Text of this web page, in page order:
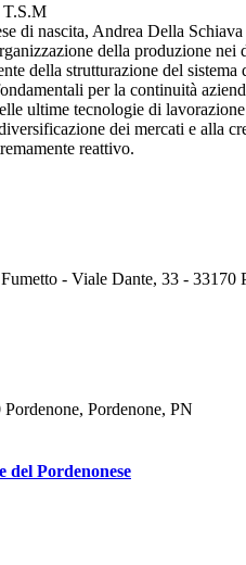
T.S.M
di nascita, Andrea Della
della produzione
della strutturazione del
per la continuità
ultime tecnologie di
dei mercati e alla
reattivo.
- Viale Dante, 33 - 33170
Pordenone, PN
del Pordenonese